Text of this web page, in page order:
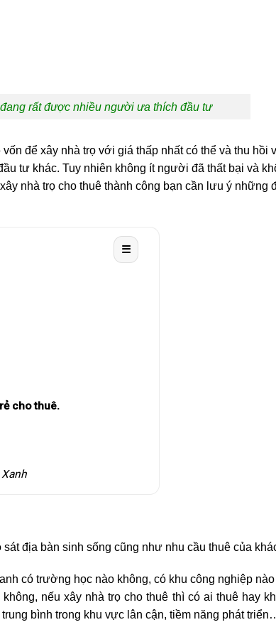
rất được nhiều người ưa thích đầu tư
để xây nhà trọ với giá thấp nhất có thể và thu hồi
tư khác. Tuy nhiên không ít người đã thất bại và
nhà trọ cho thuê thành công bạn cần lưu ý những
☰
cho thuê.
địa bàn sinh sống cũng như nhu cầu thuê của
có trường học nào không, có khu công nghiệp
nếu xây nhà trọ cho thuê thì có ai thuê hay
bình trong khu vực lân cận, tiềm năng phát